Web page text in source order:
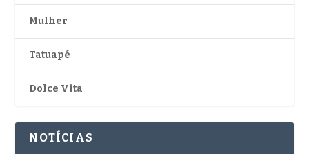
Mulher
Tatuapé
Dolce Vita
NOTÍCIAS